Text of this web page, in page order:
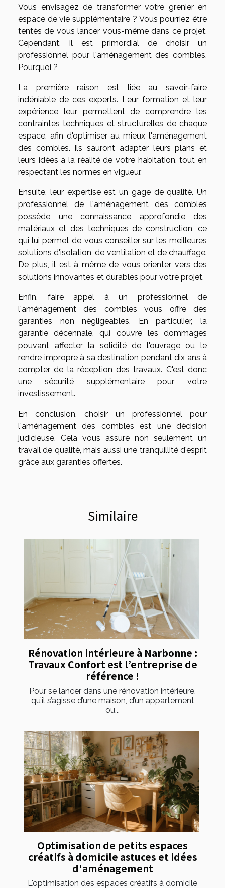
Vous envisagez de transformer votre grenier en
espace de vie supplémentaire ? Vous pourriez être
tentés de vous lancer vous-même dans ce projet.
Cependant, il est primordial de choisir un
professionnel pour l'aménagement des combles.
Pourquoi ?
La première raison est liée au savoir-faire
indéniable de ces experts. Leur formation et leur
expérience leur permettent de comprendre les
contraintes techniques et structurelles de chaque
espace, afin d'optimiser au mieux l'aménagement
des combles. Ils sauront adapter leurs plans et
leurs idées à la réalité de votre habitation, tout en
respectant les normes en vigueur.
Ensuite, leur expertise est un gage de qualité. Un
professionnel de l'aménagement des combles
possède une connaissance approfondie des
matériaux et des techniques de construction, ce
qui lui permet de vous conseiller sur les meilleures
solutions d'isolation, de ventilation et de chauffage.
De plus, il est à même de vous orienter vers des
solutions innovantes et durables pour votre projet.
Enfin, faire appel à un professionnel de
l'aménagement des combles vous offre des
garanties non négligeables. En particulier, la
garantie décennale, qui couvre les dommages
pouvant affecter la solidité de l'ouvrage ou le
rendre impropre à sa destination pendant dix ans à
compter de la réception des travaux. C'est donc
une sécurité supplémentaire pour votre
investissement.
En conclusion, choisir un professionnel pour
l'aménagement des combles est une décision
judicieuse. Cela vous assure non seulement un
travail de qualité, mais aussi une tranquillité d'esprit
grâce aux garanties offertes.
Similaire
Rénovation intérieure à Narbonne :
Travaux Confort est l’entreprise de
référence !
Pour se lancer dans une rénovation intérieure,
qu’il s’agisse d’une maison, d’un appartement
ou...
Optimisation de petits espaces
créatifs à domicile astuces et idées
d'aménagement
L'optimisation des espaces créatifs à domicile